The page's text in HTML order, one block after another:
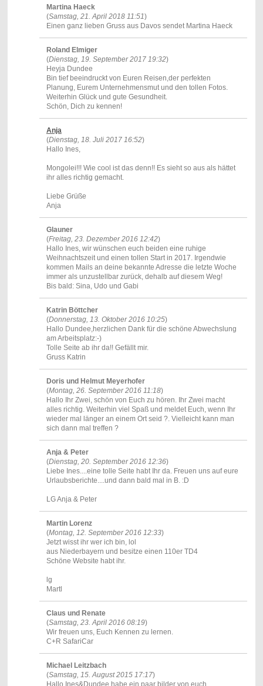
Martina Haeck
(Samstag, 21. April 2018 11:51)
Einen ganz lieben Gruss aus Davos sendet Martina Haeck
Roland Elmiger
(Dienstag, 19. September 2017 19:32)
Heyja Dundee
Bin tief beeindruckt von Euren Reisen,der perfekten
Planung, Eurem Unternehmensmut und den tollen Fotos.
Weiterhin Glück und gute Gesundheit.
Schön, Dich zu kennen!
Anja
(Dienstag, 18. Juli 2017 16:52)
Hallo Ines,
Mongolei!!! Wie cool ist das denn!! Es sieht so aus als hättet
ihr alles richtig gemacht.
Liebe Grüße
Anja
Glauner
(Freitag, 23. Dezember 2016 12:42)
Hallo Ines, wir wünschen euch beiden eine ruhige
Weihnachtszeit und einen tollen Start in 2017. Irgendwie
kommen Mails an deine bekannte Adresse die letzte Woche
immer als unzustellbar zurück, dehalb auf diesem Weg!
Bis bald: Sina, Udo und Gabi
Katrin Böttcher
(Donnerstag, 13. Oktober 2016 10:25)
Hallo Dundee,herzlichen Dank für die schöne Abwechslung
am Arbeitsplatz:-)
Tolle Seite ab ihr da!! Gefällt mir.
Gruss Katrin
Doris und Helmut Meyerhofer
(Montag, 26. September 2016 11:18)
Hallo Ihr Zwei, schön von Euch zu hören. Ihr Zwei macht
alles richtig. Weiterhin viel Spaß und meldet Euch, wenn Ihr
wieder mal länger an einem Ort seid ?. Vielleicht kann man
sich dann mal treffen ?
Anja & Peter
(Dienstag, 20. September 2016 12:36)
Liebe Ines....eine tolle Seite habt Ihr da. Freuen uns auf eure
Urlaubsberichte....und dann bald mal in B. :D
LG Anja & Peter
Martin Lorenz
(Montag, 12. September 2016 12:33)
Jetzt wisst ihr wer ich bin, lol
aus Niederbayern und besitze einen 110er TD4
Schöne Website habt ihr.
lg
Martl
Claus und Renate
(Samstag, 23. April 2016 08:19)
Wir freuen uns, Euch Kennen zu lernen.
C+R SafariCar
Michael Leitzbach
(Samstag, 15. August 2015 17:17)
Hallo Ines&Dundee habe ein paar bilder von euch